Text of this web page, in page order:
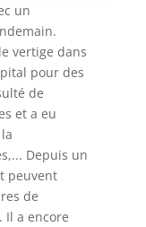
un
vertige dans
pour des
de
et a eu
Depuis un
peuvent
de
Il a encore